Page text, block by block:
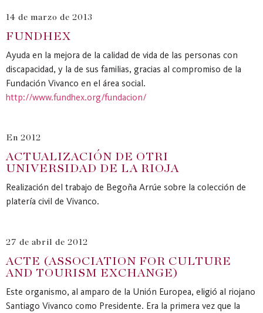
14 de marzo de 2013
FUNDHEX
Ayuda en la mejora de la calidad de vida de las personas con
discapacidad, y la de sus familias, gracias al compromiso de la
Fundación Vivanco en el área social.
http://www.fundhex.org/fundacion/
En 2012
ACTUALIZACIÓN DE OTRI
UNIVERSIDAD DE LA RIOJA
Realización del trabajo de Begoña Arrúe sobre la colección de
platería civil de Vivanco.
27 de abril de 2012
ACTE (ASSOCIATION FOR CULTURE
AND TOURISM EXCHANGE)
Este organismo, al amparo de la Unión Europea, eligió al riojano
Santiago Vivanco como Presidente. Era la primera vez que la